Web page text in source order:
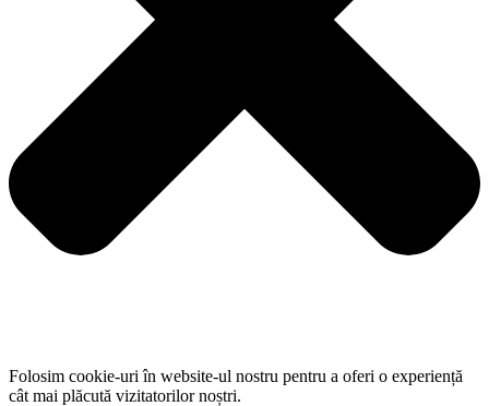
Folosim cookie-uri în website-ul nostru pentru a oferi o experiență
cât mai plăcută vizitatorilor noștri.